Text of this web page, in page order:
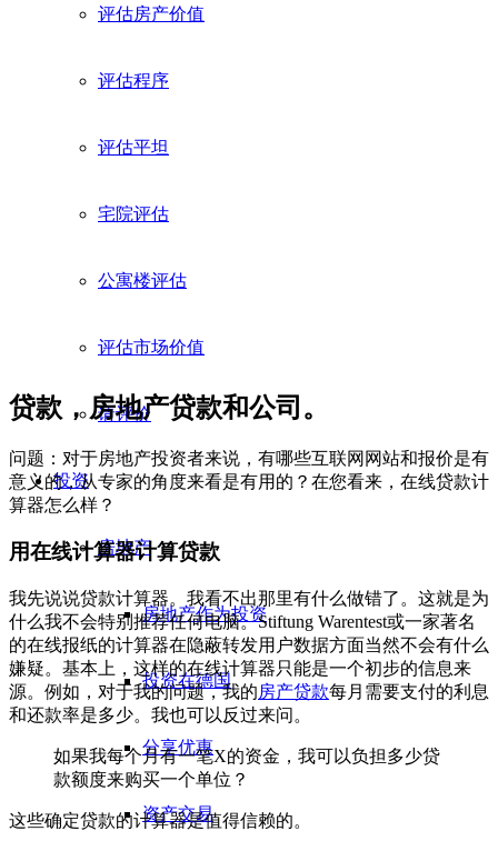
评估房产价值
评估程序
评估平坦
宅院评估
公寓楼评估
评估市场价值
请评价
投资
房地产
房地产作为投资
投资在德国
分享优惠
资产交易
贷款，房地产贷款和公司。
问题：对于房地产投资者来说，有哪些互联网网站和报价是有
意义的，从专家的角度来看是有用的？在您看来，在线贷款计
算器怎么样？
用在线计算器计算贷款
我先说说贷款计算器。我看不出那里有什么做错了。这就是为
什么我不会特别推荐任何电脑。Stiftung Warentest或一家著名
的在线报纸的计算器在隐蔽转发用户数据方面当然不会有什么
嫌疑。基本上，这样的在线计算器只能是一个初步的信息来
源。例如，对于我的问题，我的房产贷款每月需要支付的利息
和还款率是多少。我也可以反过来问。
如果我每个月有一笔X的资金，我可以负担多少贷
款额度来购买一个单位？
这些确定贷款的计算器是值得信赖的。